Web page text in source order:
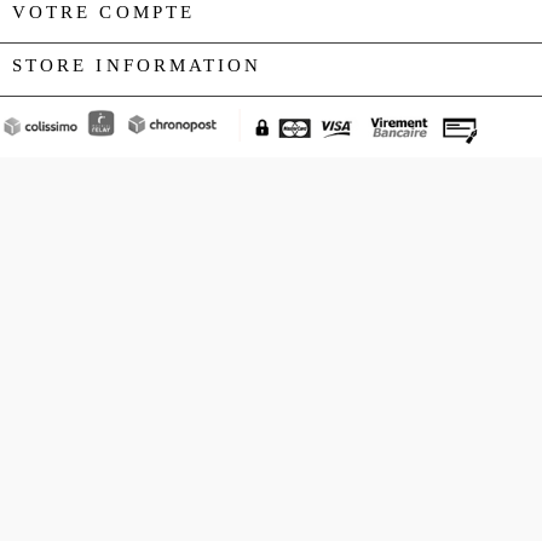
VOTRE COMPTE
STORE INFORMATION